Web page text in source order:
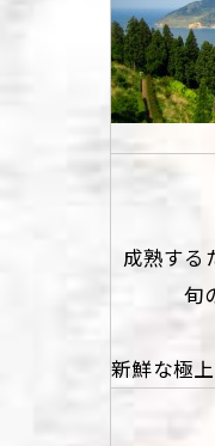
成熟する
旬
新鮮な極